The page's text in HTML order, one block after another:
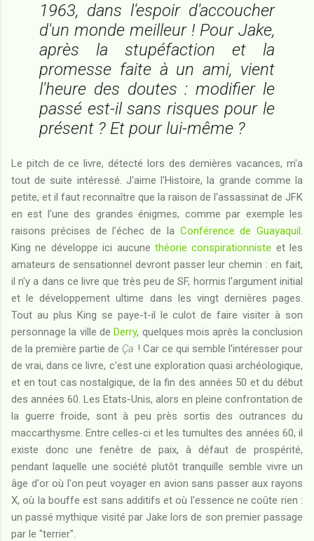
1963, dans l'espoir d'accoucher
d'un monde meilleur ! Pour Jake,
après la stupéfaction et la
promesse faite à un ami, vient
l'heure des doutes : modifier le
passé est-il sans risques pour le
présent ? Et pour lui-même ?
Le pitch de ce livre, détecté lors des dernières vacances, m'a
tout de suite intéressé. J'aime l'Histoire, la grande comme la
petite, et il faut reconnaître que la raison de l'assassinat de JFK
en est l'une des grandes énigmes, comme par exemple les
raisons précises de l'échec de la Conférence de Guayaquil
King ne développe ici aucune théorie conspirationniste et les
amateurs de sensationnel devront passer leur chemin : en fait,
il n'y a dans ce livre que très peu de SF, hormis l'argument initial
et le développement ultime dans les vingt dernières pages.
Tout au plus King se paye-t-il le culot de faire visiter à son
personnage la ville deDerry, quelques mois après la conclusion
de la première partie de Ça ! Car ce qui semble l'intéresser pour
de vrai, dans ce livre, c'est une exploration quasi archéologique,
et en tout cas nostalgique, de la fin des années 50 et du début
des années 60. Les Etats-Unis, alors en pleine confrontation de
la guerre froide, sont à peu près sortis des outrances du
maccarthysme. Entre celles-ci et les tumultes des années 60, il
existe donc une fenêtre de paix, à défaut de prospérité,
pendant laquelle une société plutôt tranquille semble vivre un
âge d'or où l'on peut voyager en avion sans passer aux rayons
X, où la bouffe est sans additifs et où l'essence ne coûte rien :
un passé mythique visité par Jake lors de son premier passage
par le "terrier".